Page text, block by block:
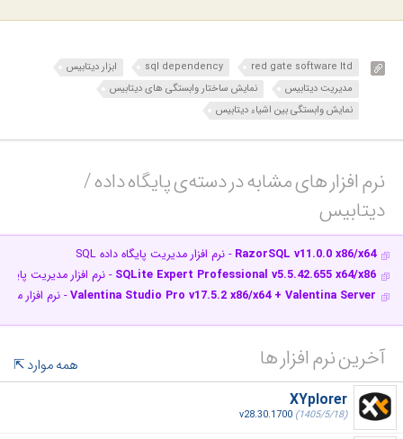
red gate software ltd
sql dependency
ابزار دیتابیس
مدیریت دیتابیس
نمایش ساختار وابستگی های دیتابیس
نمایش وابستگی بین اشیاء دیتابیس
نرم افزار های مشابه در دسته‌ی‌ پایگاه داده /
دیتابیس‎
RazorSQL v11.0.0 x86/x64 - نرم افزار مدیریت پایگاه داده SQL
SQLite Expert Professional v5.5.42.655 x64/x86 - نرم افزار مدیریت
Valentina Studio Pro v17.5.2 x86/x64 + Valentina Server- نرم افزار
آخرین نرم افزار ها
همه موارد
XYplorer
v28.30.1700 (1405/5/18)